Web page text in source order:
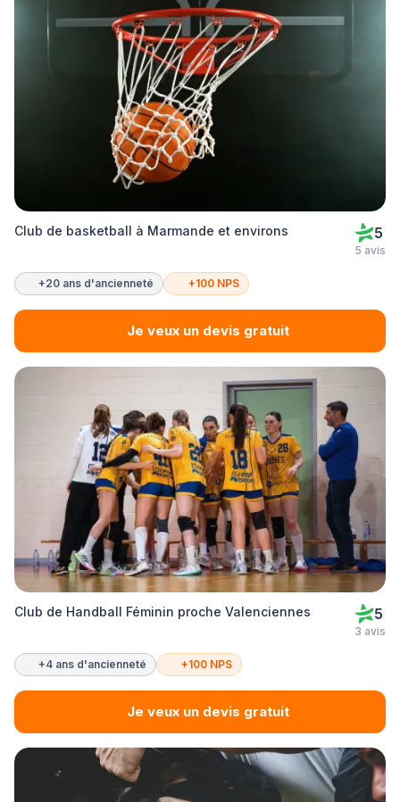
Club de basketball à Marmande et environs 5
5 avis
+20 ans d'ancienneté +100 NPS
Je veux un devis gratuit
Club de Handball Féminin proche Valenciennes 5
3 avis
+4 ans d'ancienneté +100 NPS
Je veux un devis gratuit